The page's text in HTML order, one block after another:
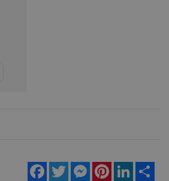
Facebook
Twitter MessengerPinterestLinkedIn